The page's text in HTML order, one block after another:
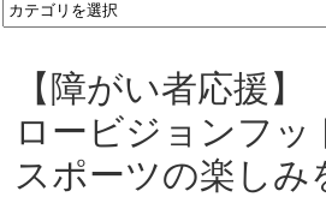
【障がい者応援】
ロービジョンフッ
スポーツの楽しみ